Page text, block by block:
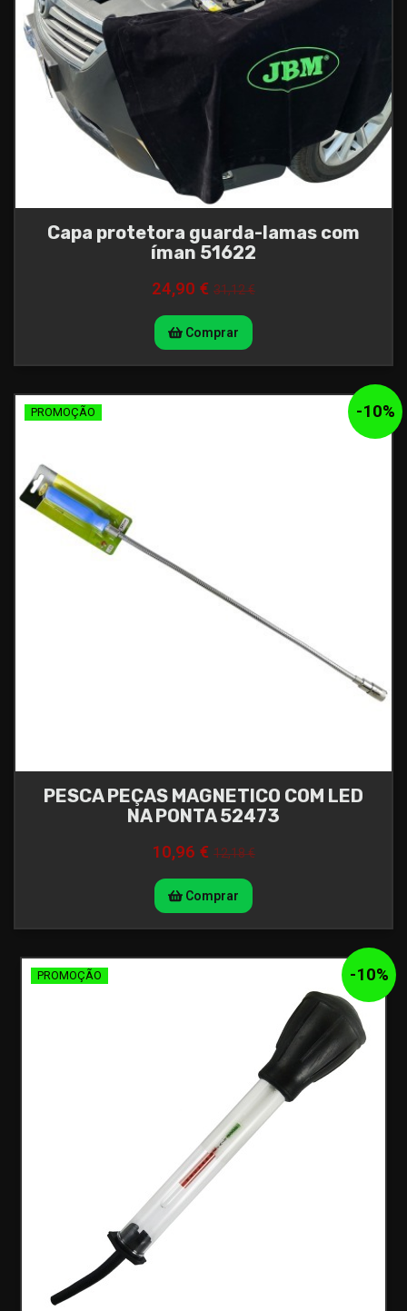
Capa protetora guarda-lamas com
íman 51622
24,90 € 31,12 €
Comprar
-10%
PROMOÇÃO
PESCA PEÇAS MAGNETICO COM LED
NA PONTA 52473
10,96 € 12,18 €
Comprar
-10%
PROMOÇÃO